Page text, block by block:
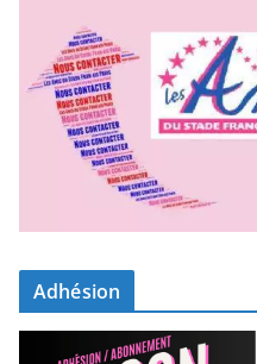
Adhésion